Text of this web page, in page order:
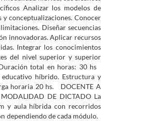
Analizar los modelos de
conceptualizaciones. Conocer
Diseñar secuencias
innovadoras. Aplicar recursos
Integrar los conocimientos
del nivel superior y superior
total en horas: 30 hs
híbrido. Estructura y
horaria 20 hs. DOCENTE A
DE DICTADO La
y aula híbrida con recorridos
dependiendo de cada módulo.